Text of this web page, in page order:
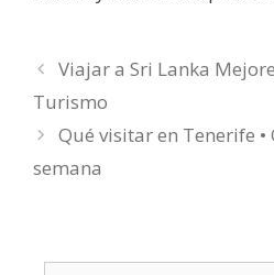
Viajar a Sri Lanka
Turismo
Qué visitar en Tenerife
semana